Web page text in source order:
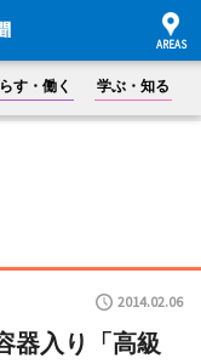
す・働く 学ぶ・知る
2014.02.06
器入り「高級